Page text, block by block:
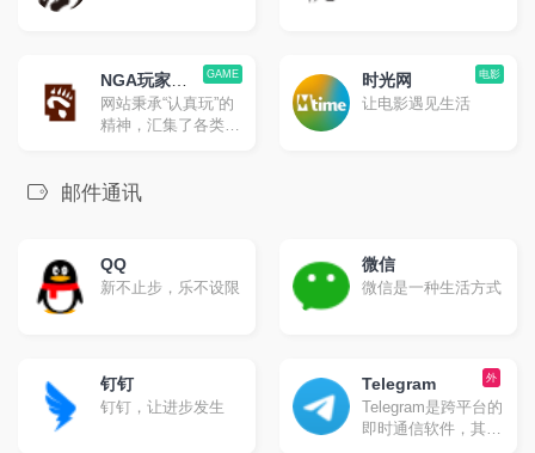
GAME
NGA玩家社
区
网站秉承“认真玩”的
精神，汇集了各类型
域向游戏玩家生活领
攻略、玩家生活、软
硬件消费等等内容。
电影
时光网
让电影遇见生活
邮件通讯
QQ
新不止步，乐不设限
微信
微信是一种生活方式
钉钉
钉钉，让进步发生
外
Telegram
Telegram是跨平台的
即时通信软件，其客